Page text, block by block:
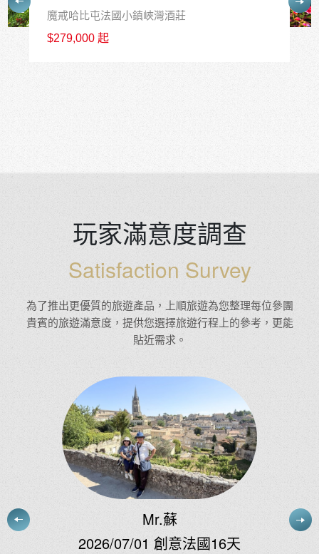
紐西蘭南島精華10天
皇后鎮中心連泊3晚+庫克山1晚+瓦納卡1晚
玩家滿意度調查
Satisfaction Survey
為了推出更優質的旅遊產品，上順旅遊為您整理每位參團
貴賓的旅遊滿意度，提供您選擇旅遊行程上的參考，更能
貼近需求。
施小姐